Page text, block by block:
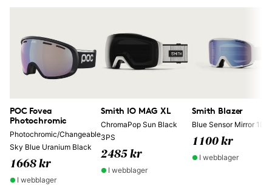
POC Fovea
Photochromic
Photochromic/Changeable
Sky Blue Uranium Black
1668 kr
I webblager
Smith IO MAG XL
ChromaPop Sun Black
3PS
2485 kr
I webblager
Smith Blazer
Blue Sensor Mirror 1DG
1100 kr
I webblager